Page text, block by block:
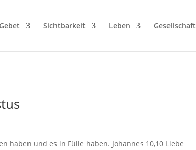
Gebet Sichtbarkeit Leben Gesellschaft
haben und es in Fülle haben. Johannes 10,10 Liebe